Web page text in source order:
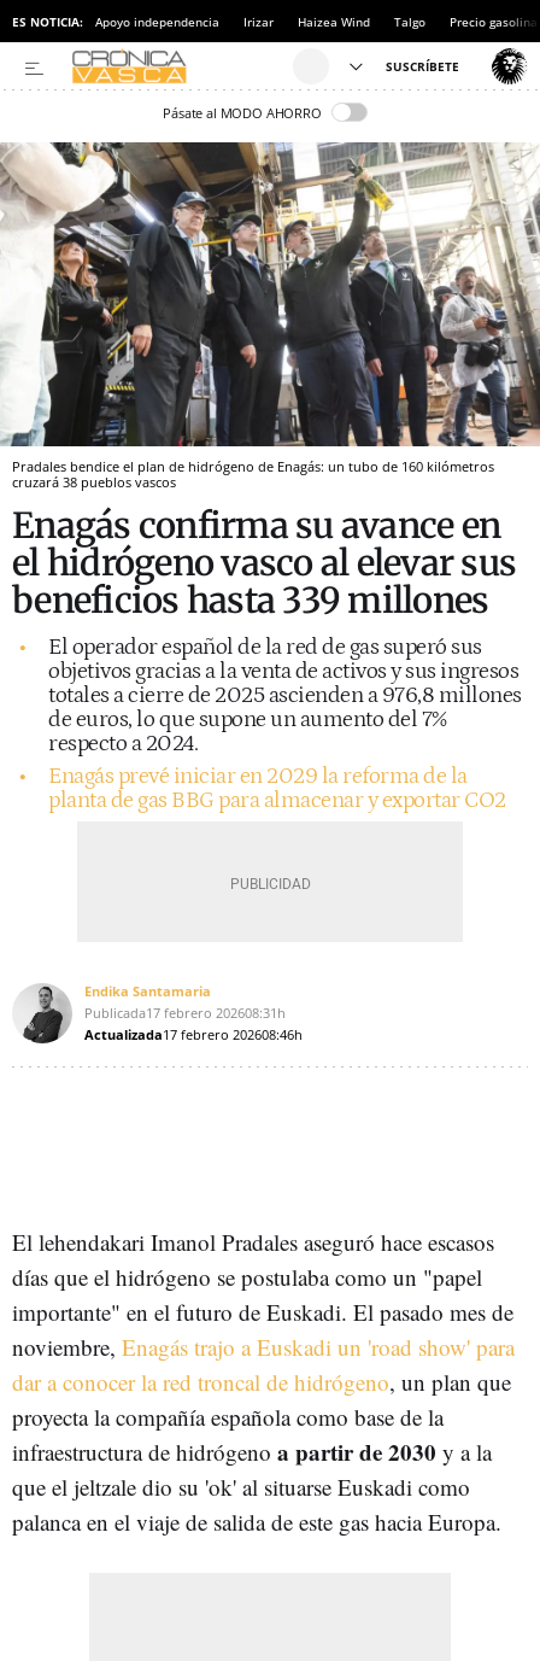
ES NOTICIA: Apoyo independencia Irizar Haizea Wind Talgo Precio gasolina
Pásate al MODO AHORRO
Pradales bendice el plan de hidrógeno de Enagás: un tubo de 160 kilómetros
cruzará 38 pueblos vascos
Enagás confirma su avance en
el hidrógeno vasco al elevar sus
beneficios hasta 339 millones
El operador español de la red de gas superó sus
objetivos gracias a la venta de activos y sus ingresos
totales a cierre de 2025 ascienden a 976,8 millones
de euros, lo que supone un aumento del 7%
respecto a 2024.
Enagás prevé iniciar en 2029 la reforma de la
planta de gas BBG para almacenar y exportar CO2
Endika Santamaria
Publicada17 febrero 202608:31h
Actualizada17 febrero 202608:46h
El lehendakari Imanol Pradales aseguró hace escasos
días que el hidrógeno se postulaba como un "papel
importante" en el futuro de Euskadi. El pasado mes de
noviembre, Enagás trajo a Euskadi un 'road show' para
dar a conocer la red troncal de hidrógeno, un plan que
proyecta la compañía española como base de la
infraestructura de hidrógeno a partir de 2030 y a la
que el jeltzale dio su 'ok' al situarse Euskadi como
palancaen el viaje de salida de este gas hacia Europa.